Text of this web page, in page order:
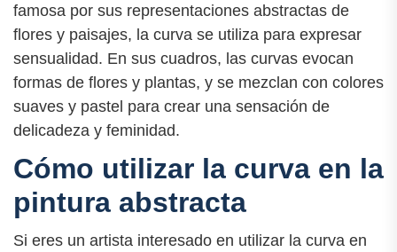
famosa por sus representaciones abstractas de
flores y paisajes, la curva se utiliza para expresar
sensualidad. En sus cuadros, las curvas evocan
formas de flores y plantas, y se mezclan con colores
suaves y pastel para crear una sensación de
delicadeza y feminidad.
Cómo utilizar la curva en la
pintura abstracta
Si eres un artista interesado en utilizar la curva en